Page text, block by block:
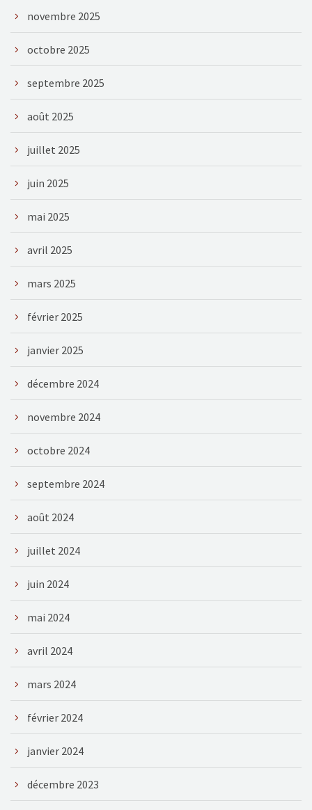
novembre 2025
octobre 2025
septembre 2025
août 2025
juillet 2025
juin 2025
mai 2025
avril 2025
mars 2025
février 2025
janvier 2025
décembre 2024
novembre 2024
octobre 2024
septembre 2024
août 2024
juillet 2024
juin 2024
mai 2024
avril 2024
mars 2024
février 2024
janvier 2024
décembre 2023